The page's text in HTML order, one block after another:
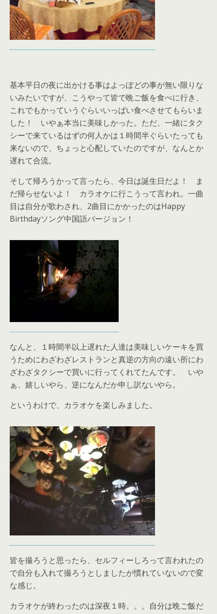
基本平日の夜に出かける事はよっぽどの事が無い限りな
いみたいですが、こうやって皆で晩ご飯を食べに行き、
これでもかっていうぐらいいっぱい食べさせてもらいま
した！ いやぁ本当に美味しかった。ただ、一緒にタク
シーで来ているはずの何人かは１時間半ぐらいたっても
来ないので、ちょっと心配していたのですが、なんとか
遅れて合流。
そして帰ろうかって言ったら、今日は誕生日だよ！ ま
だ帰らせないよ！ カラオケに行こうって言われ。一曲
目は自分が歌わされ、2曲目にかかったのはHappy
Birthdayソング中国語バージョン！
なんと、１時間半以上遅れた人達は美味しいケーキを買
うためにわざわざレストランと真逆の方向の遠い所にわ
ざわざタクシーで買いに行ってくれてたんです。 いや
ぁ、嬉しいやら、逆になんだか申し訳ないやら。
というわけで、カラオケを楽しみました。
皆を撮ろうと思ったら、セルフィーしろって言われたの
で自分も入れて撮ろうとしましたが慣れていないので変
な感じ。
カラオケが終わったのは深夜１時。。。自分は晩ご飯だ